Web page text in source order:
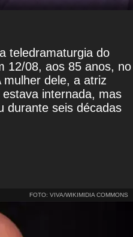
teledramaturgia do
12/08, aos 85 anos, no
mulher dele, a atriz
internada, mas
durante seis décadas
FOTO: VIVA/WIKIMIDIA COMMONS